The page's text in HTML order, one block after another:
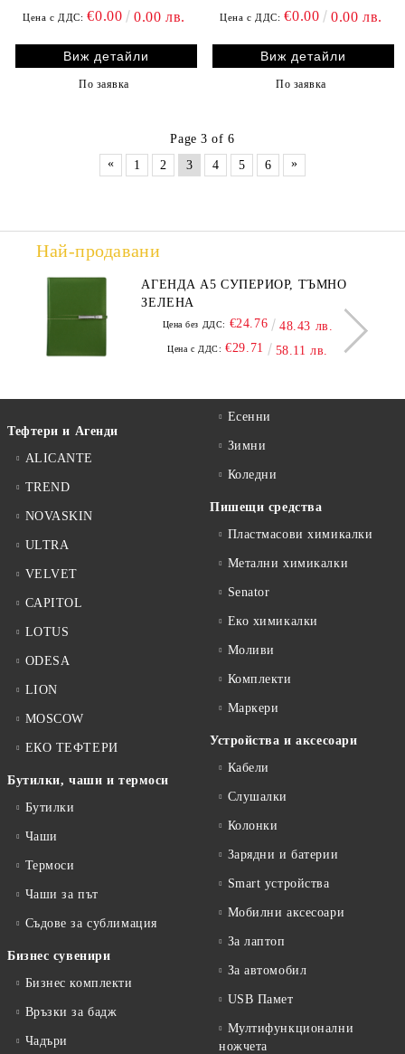
Цена с ДДС: €0.00 0.00 лв.
Виж детайли
По заявка
Цена с ДДС: €0.00 0.00 лв.
Виж детайли
По заявка
Page 3 of 6
«
1 2 3 4 5 6 »
Най-продавани
АГЕНДА А5 СУПЕРИОР, ТЪМНО
ЗЕЛЕНА
Цена без ДДС: €24.76 48.43 лв.
Цена с ДДС: €29.71 58.11 лв.
Тефтери и Агенди
ALICANTE
TREND
NOVASKIN
ULTRA
VELVET
CAPITOL
LOTUS
ODESA
LION
MOSCOW
ЕКО ТЕФТЕРИ
Бутилки, чаши и термоси
Бутилки
Чаши
Термоси
Чаши за път
Съдове за сублимация
Бизнес сувенири
Бизнес комплекти
Връзки за бадж
Чадъри
Есенни
Зимни
Коледни
Пишещи средства
Пластмасови химикалки
Метални химикалки
Senator
Еко химикалки
Моливи
Комплекти
Маркери
Устройства и аксесоари
Кабели
Слушалки
Колонки
Зарядни и батерии
Smart устройства
Мобилни аксесоари
За лаптоп
За автомобил
USB Памет
Мултифункционални
ножчета